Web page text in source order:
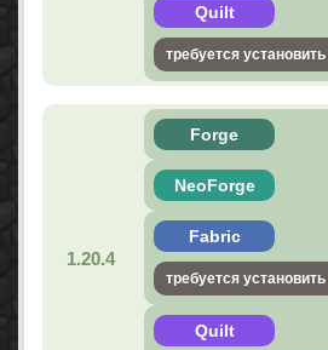
Quilt
требуется установить
1.20.4
Forge
NeoForge
Fabric
требуется установить
Quilt